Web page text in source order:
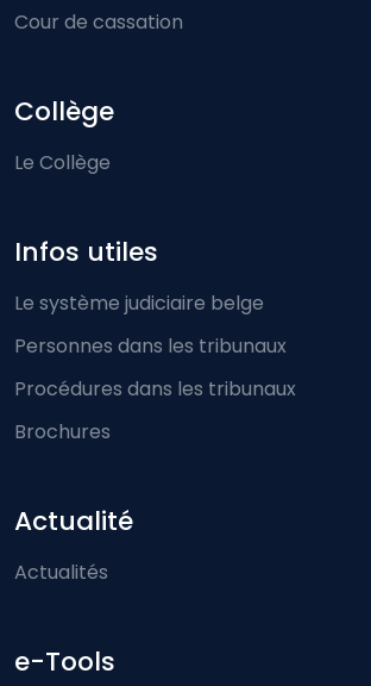
Cour de cassation
Collège
Le Collège
Infos utiles
Le système judiciaire belge
Personnes dans les tribunaux
Procédures dans les tribunaux
Brochures
Actualité
Actualités
e-Tools